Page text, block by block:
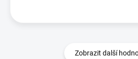
Zobrazit další